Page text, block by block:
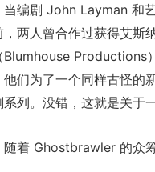
当编剧 John Layman 和
，两人曾合作过获得艾斯
Blumhouse Productions
他们为了一个同样古怪的
系列。没错，这就是关于
随着 Ghostbrawler 的众